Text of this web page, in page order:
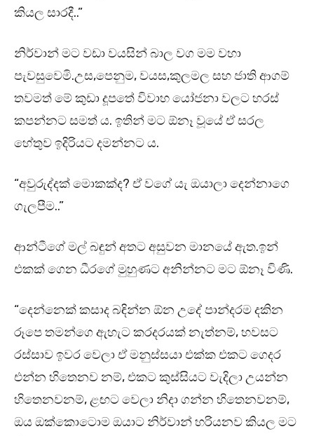
කියල සාරදී..”
නිර්වාන් මට වඩා වයසින් බාල වග මම වහා
පැවසුවෙමි.උස,පෙනුම, වයස,කුලමල සහ ජාති ආගම්
තවමත් මේ කුඩා දූපතේ විවාහ යෝජනා වලට හරස්
කපන්නට සමත් ය. ඉතින් මට ඕනෑ වූයේ ඒ සරල
හේතුව ඉදිරියට දමන්නට ය.
“අවුරුද්දක් මොකක්ද? ඒ වගේ යැ ඔයාලා දෙන්නාගෙ
ගැලපීම..”
ආන්ටීගේ මල් බඳුන් අතට අසුවන මානයේ ඇත.ඉන්
එකක් ගෙන ධීරගේ මුහුණට අනින්නට මට ඕනෑ විණි.
“දෙන්නෙක් කසාද බඳින්න ඕන උදේ පාන්දරම දකින
රූපෙ තමන්ගෙ ඇහැට කරදරයක් නැත්නම්, හවසට
රස්සාව ඉවර වෙලා ඒ මනුස්සයා එක්ක එකට ගෙදර
එන්න හිතෙනව නම්, එකට කුස්සියට වැදිලා උයන්න
හිතෙනවනම්, ළඟට වෙලා නිදා ගන්න හිතෙනවනම්,
ඔය ඔක්කොටොම ඔයාට නිර්වාන් හරියනව කියල මට